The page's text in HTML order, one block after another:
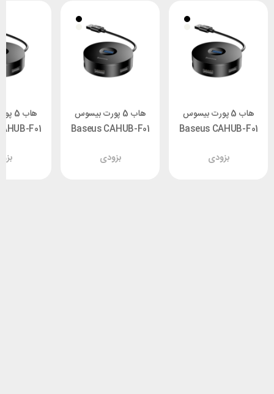
هاب 5 پورت بیسوس
Baseus CAHUB-F01
بزودی
هاب 5 پورت بیسوس
Baseus CAHUB-F01
بزودی
F01